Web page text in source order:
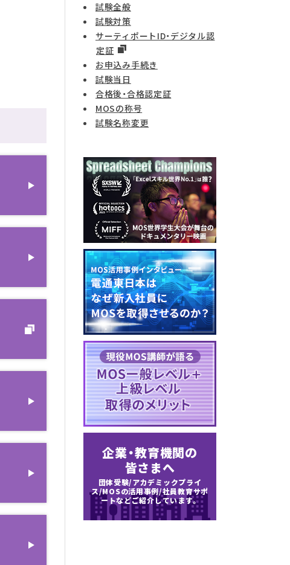
試験全般
試験対策
サーティポートID・デジタル認
定証
お申込み手続き
試験当日
合格後・合格認定証
MOSの称号
試験名称変更
企業・教育機関の
皆さまへ
団体受験/アカデミックプライ
ス/MOSの活用事例/社員教育サポ
ートなどご紹介しています。